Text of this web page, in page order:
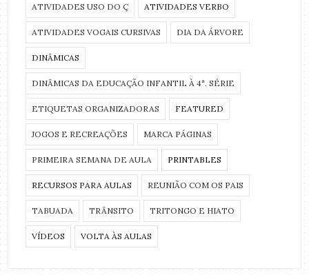
ATIVIDADES USO DO Ç ATIVIDADES VERBO
ATIVIDADES VOGAIS CURSIVAS DIA DA ÁRVORE
DINÂMICAS
DINÂMICAS DA EDUCAÇÃO INFANTIL À 4ª. SÉRIE
ETIQUETAS ORGANIZADORAS FEATURED
JOGOS E RECREAÇÕES MARCA PÁGINAS
PRIMEIRA SEMANA DE AULA PRINTABLES
RECURSOS PARA AULAS REUNIÃO COM OS PAIS
TABUADA TRÂNSITO TRITONGO E HIATO
VÍDEOS VOLTA ÀS AULAS